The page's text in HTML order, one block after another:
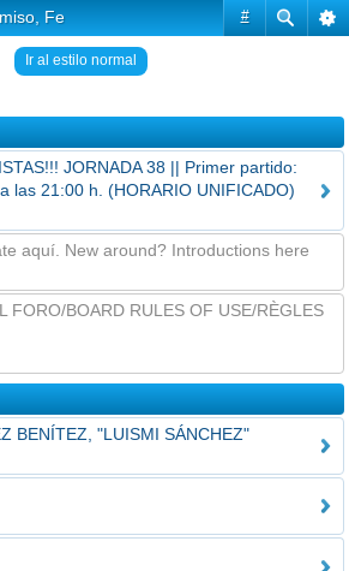
#
Fe
Ir al estilo normal
JORNADA 38 || Primer partido:
las 21:00 h. (HORARIO UNIFICADO)
aquí. New around? Introductions here
FORO/BOARD RULES OF USE/RÈGLES
BENÍTEZ, "LUISMI SÁNCHEZ"